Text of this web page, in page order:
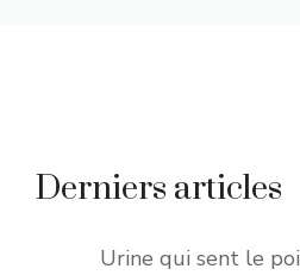
Derniers articles
Urine qui sent le